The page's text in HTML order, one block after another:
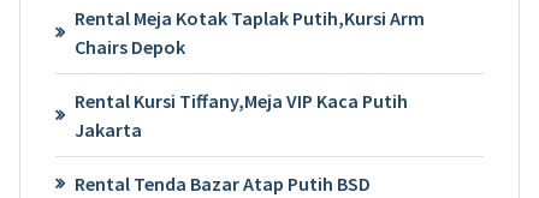
Rental Meja Kotak Taplak Putih,Kursi Arm
Chairs Depok
Rental Kursi Tiffany,Meja VIP Kaca Putih
Jakarta
Rental Tenda Bazar Atap Putih BSD